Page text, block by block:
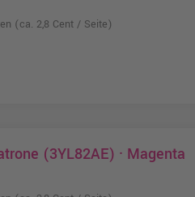
(ca. 2,8 Cent / Seite)
(3YL82AE) · Magenta